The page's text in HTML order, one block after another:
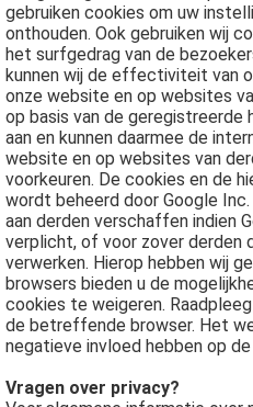
gebruiken cookies om uw
onthouden. Ook gebruiken wij
het surfgedrag van de
kunnen wij de effectiviteit van
onze website en op websites
op basis van de geregistreerde
aan en kunnen daarmee de
website en op websites van
voorkeuren. De cookies en de
wordt beheerd door Google
aan derden verschaffen indien
verplicht, of voor zover derden
verwerken. Hierop hebben wij
browsers bieden u de
cookies te weigeren.
de betreffende browser. Het
negatieve invloed hebben op
Vragen over privacy?